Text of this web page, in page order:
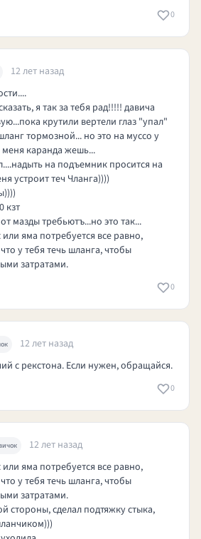
0
12 лет назад
я так за тебя рад!!!!! давича
крутили вертели глаз "упал"
тормозной... но это на муссо у
каранда жешь...
на подъемник просится на
устроит теч Чланга))))
кзт
мазды требьютъ...но это так...
яма потребуется все равно,
у тебя течь шланга, чтобы
затратами.
0
12 лет назад
с рекстона. Если нужен, обращайся.
0
12 лет назад
яма потребуется все равно,
у тебя течь шланга, чтобы
затратами.
стороны, сделал подтяжку стыка,